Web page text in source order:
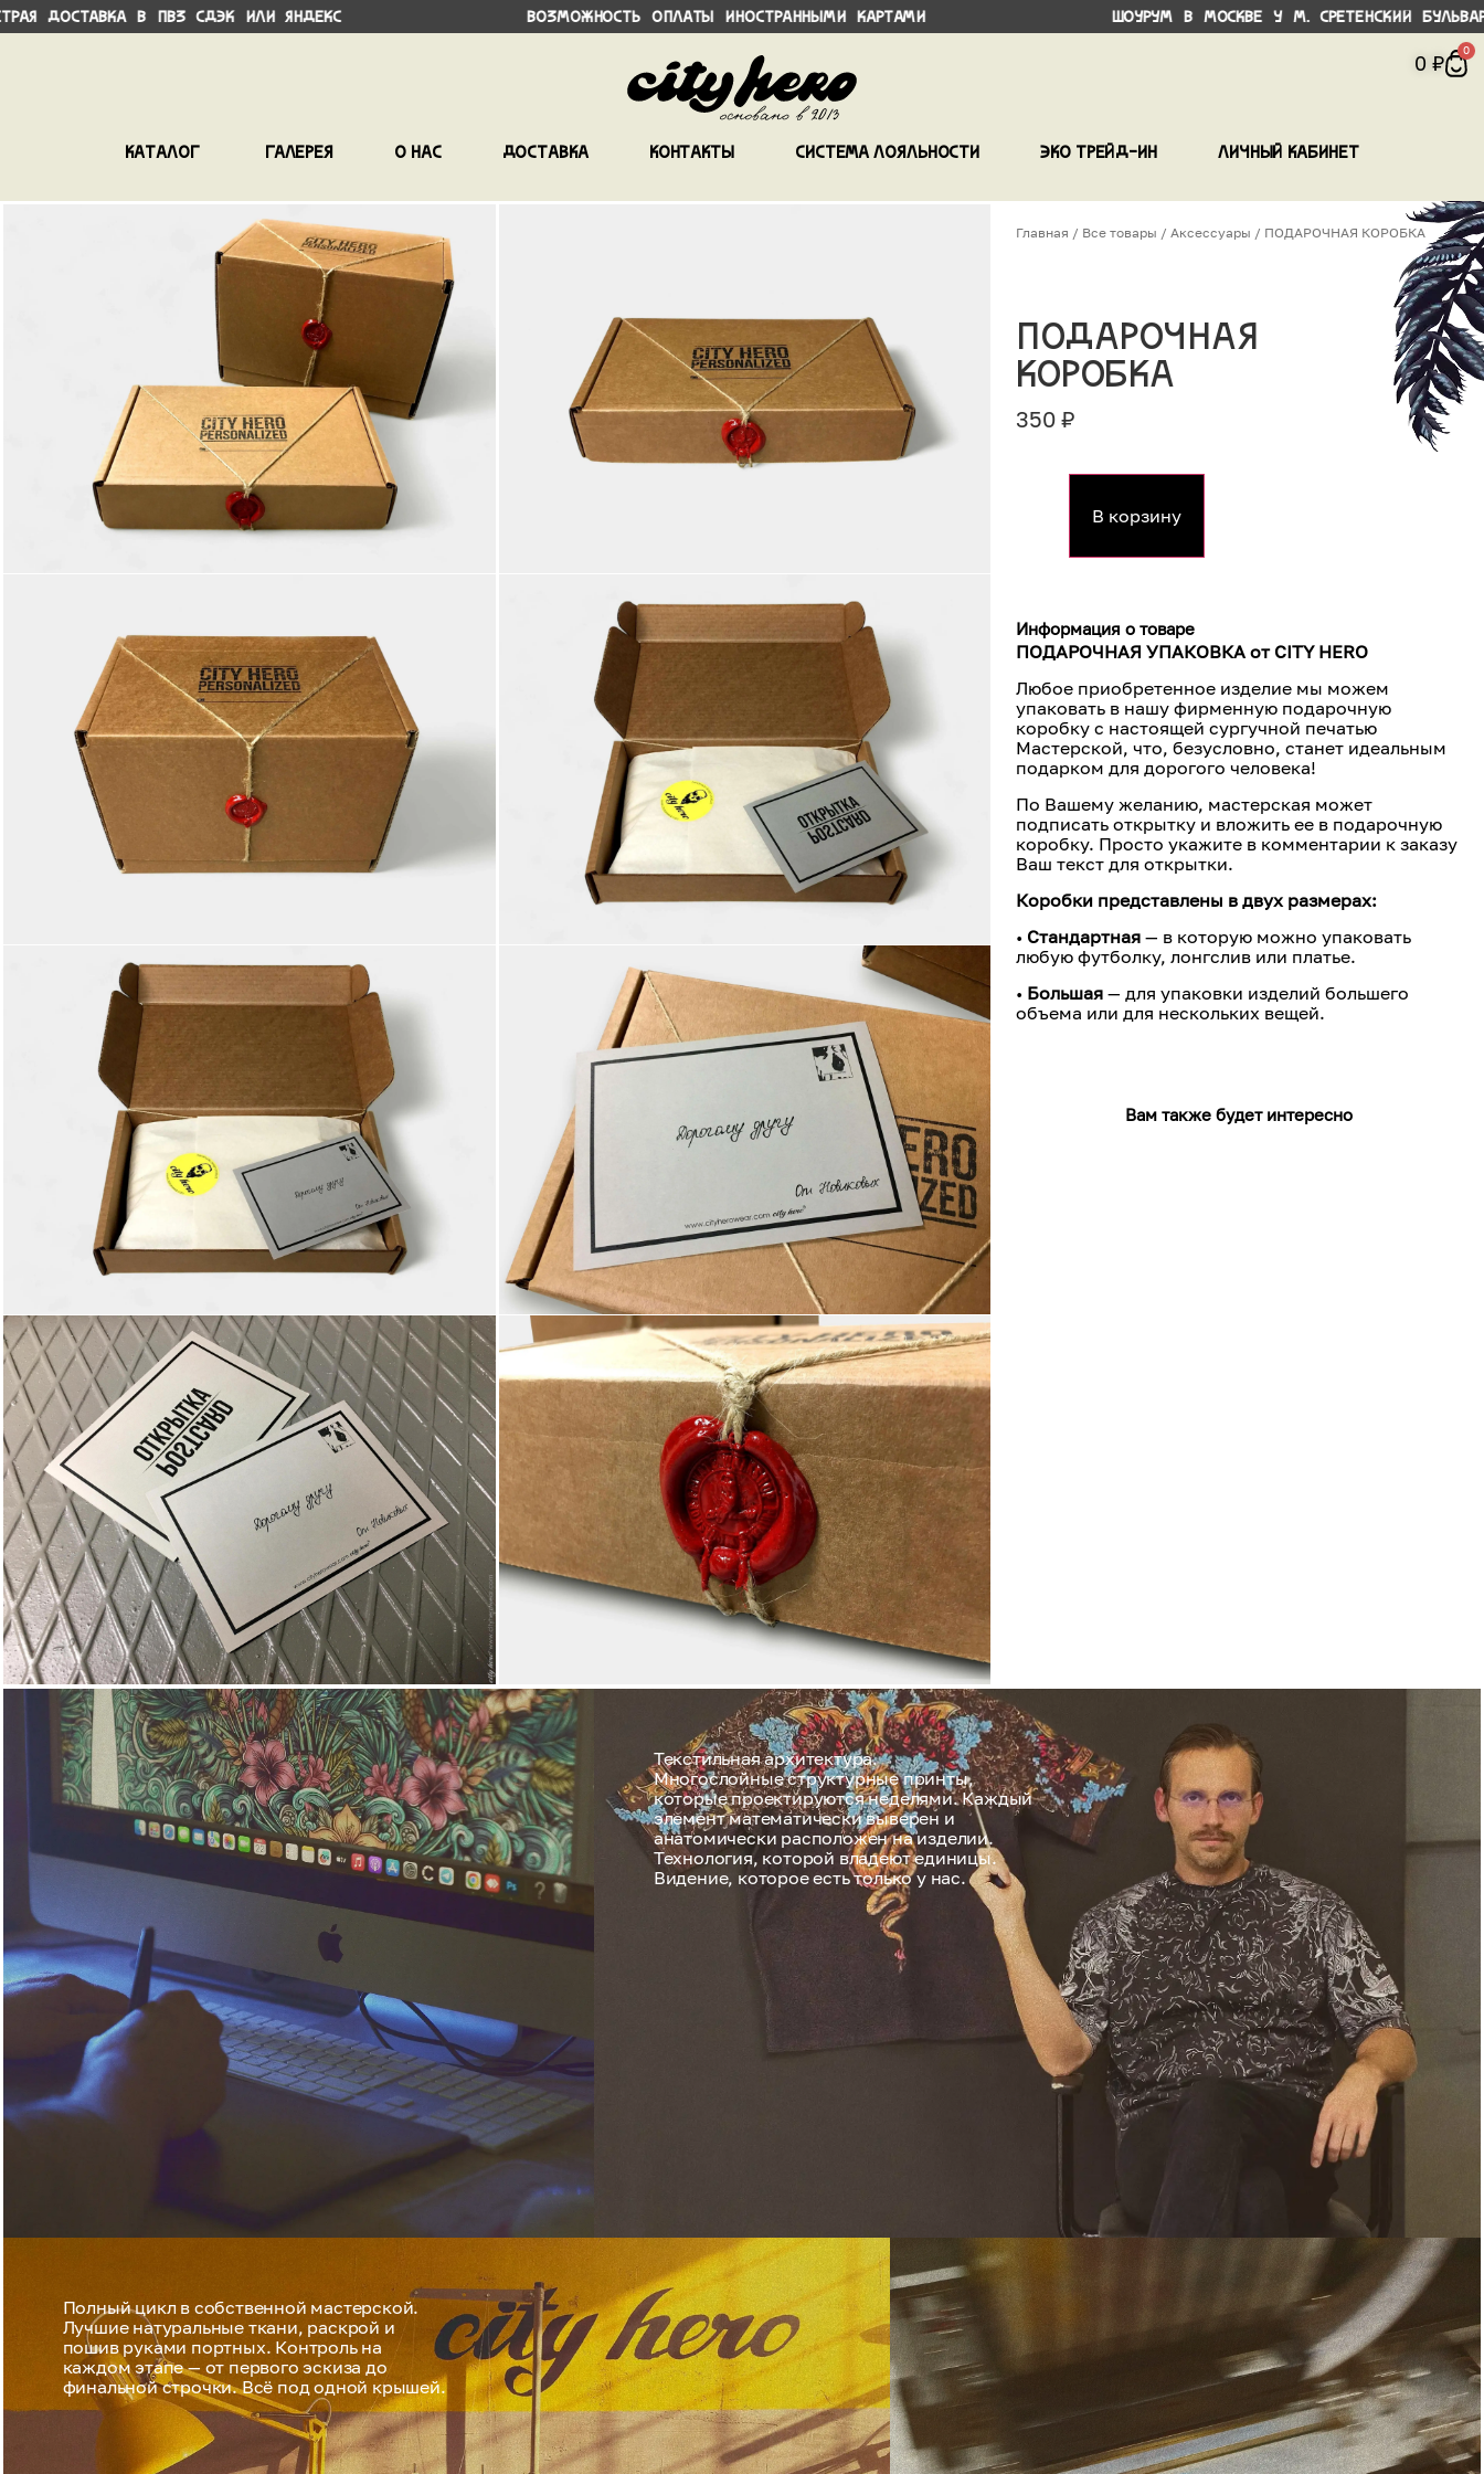
в ПВЗ СДЭК или Яндекс Возможность оплаты иностранными картами Шоурум в Москве у М. Сретенский
0 ₽
0
Каталог Галерея О нас Доставка Контакты Система лояльности Эко трейд-ин Личный кабинет
Главная / Все товары /Аксессуары / ПОДАРОЧНАЯ КОРОБКА
ПОДАРОЧНАЯ
КОРОБКА
350₽
В корзину
Информация о товаре
ПОДАРОЧНАЯ УПАКОВКА от CITY HERO
Любое приобретенное изделие мы можем
упаковать в нашу фирменную подарочную
коробку с настоящей сургучной печатью
Мастерской, что, безусловно, станет идеальным
подарком для дорогого человека!
По Вашему желанию, мастерская может
подписать открытку и вложить ее в подарочную
коробку. Просто укажите в комментарии к заказу
Ваш текст для открытки.
Коробки представлены в двух размерах:
• Стандартная — в которую можно упаковать
любую футболку, лонгслив или платье.
• Большая — для упаковки изделий большего
объема или для нескольких вещей.
Вам также будет интересно
Текстильная архитектура.
Многослойные структурные принты,
которые проектируются неделями. Каждый
элемент математически выверен и
анатомически расположен на изделии.
Технология, которой владеют единицы.
Видение, которое есть только у нас.
Полный цикл в собственной мастерской.
Лучшие натуральные ткани, раскрой и
пошив руками портных. Контроль на
каждом этапе — от первого эскиза до
финальной строчки. Всё под одной крышей.